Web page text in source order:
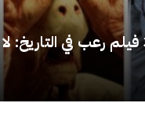
أفضل 30 فيلم رعب في